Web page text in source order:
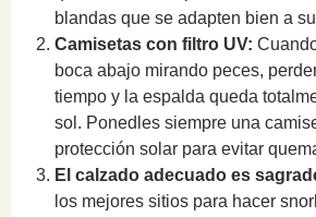
blandas que se adapten bien a
Camisetas con filtro UV:
boca abajo mirando peces,
tiempo y la espalda queda
sol. Ponedles siempre una
protección solar para evitar
El calzado adecuado es
los mejores sitios para hacer